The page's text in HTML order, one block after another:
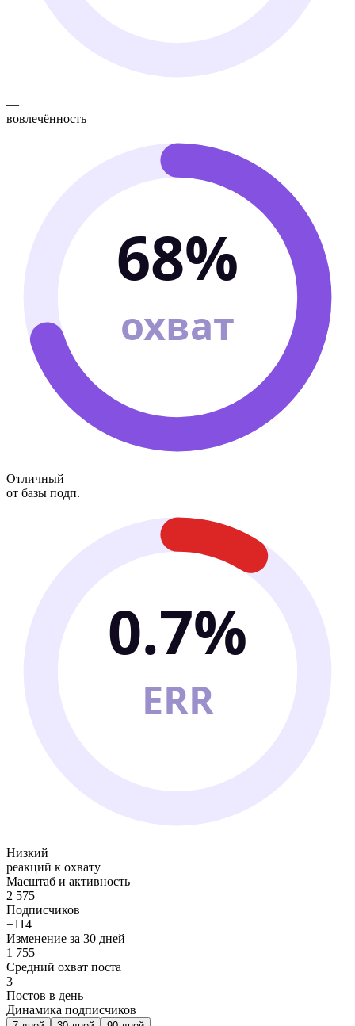
—
вовлечённость
68%
охват
Отличный
от базы подп.
0.7%
ERR
Низкий
реакций к охвату
Масштаб и активность
2 575
Подписчиков
+114
Изменение за 30 дней
1 755
Средний охват поста
3
Постов в день
Динамика подписчиков